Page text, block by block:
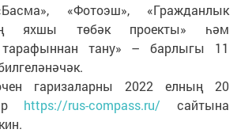
«Фотоэш», «Гражданлык
яхшы төбәк проекты» һәм
тарафыннан тану» – барлыгы 11
гаризаларны 2022 елның 20
https://rus-compass.ru/ сайтына